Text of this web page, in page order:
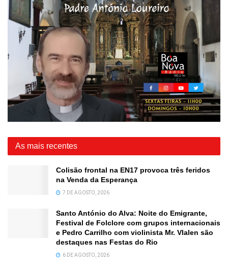
As mais recentes
Colisão frontal na EN17 provoca três feridos
na Venda da Esperança
7 DE AGOSTO, 2026
Santo António do Alva: Noite do Emigrante,
Festival de Folclore com grupos internacionais
e Pedro Carrilho com violinista Mr. Vlalen são
destaques nas Festas do Rio
6 DE AGOSTO, 2026